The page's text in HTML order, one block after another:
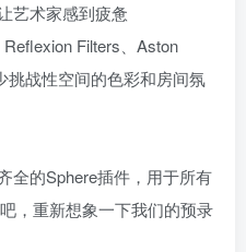
艺术家感到疲惫
Filters、Aston
挑战性空间的色彩和房间氛
全的Sphere插件，用于所有
，重新想象一下我们的预录